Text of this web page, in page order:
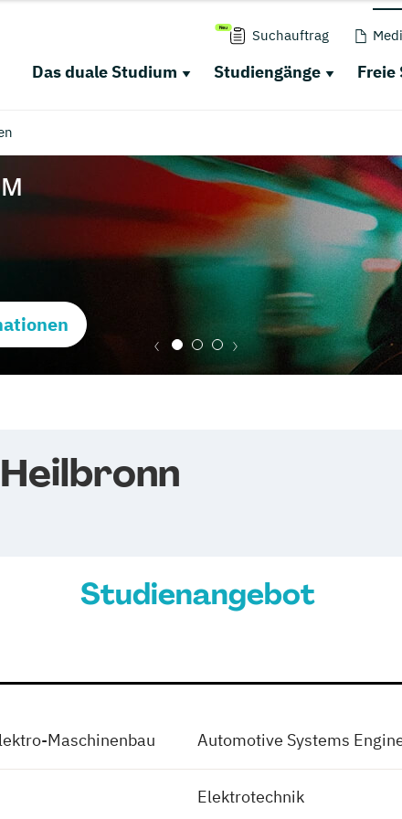
Suchauftrag
Das duale Studium Studiengänge Freie
Studienangebot
Maschinenbau Automotive Systems
Elektrotechnik